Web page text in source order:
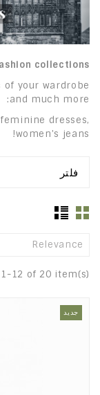
collections.
your wardrobe
and much more:
dresses,
women's jeans!
فلتر
Relevance
12 of 20 item(s)
جديد